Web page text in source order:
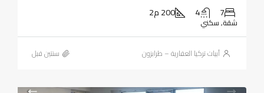
7
4 200 م2
شقة, سكني
أبيات تركيا العقارية – طرابزون ‏سنتين قبل